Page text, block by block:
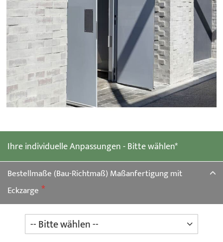
Ihre individuelle Anpassungen - Bitte wählen*
Bestellmaße (Bau-Richtmaß) Maßanfertigung mit
Eckzarge
Bildgalerie